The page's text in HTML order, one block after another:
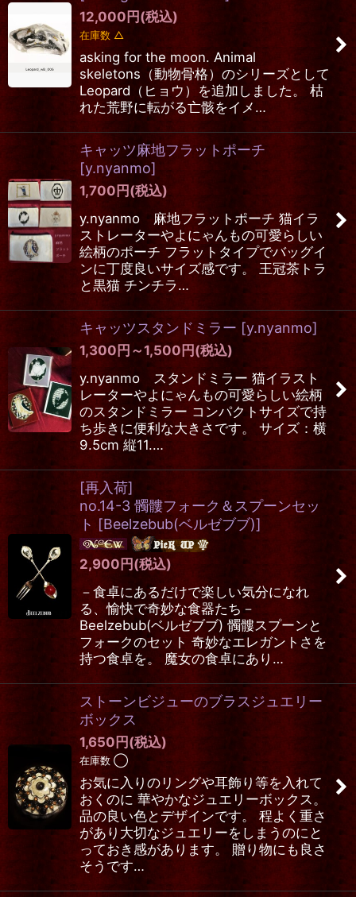
12,000円(税込)
在庫数 △
asking for the moon. Animal
skeletons（動物骨格）のシリーズとして
Leopard（ヒョウ）を追加しました。 枯
れた荒野に転がる亡骸をイメ…
キャッツ麻地フラットポーチ
[y.nyanmo]
1,700円(税込)
y.nyanmo 麻地フラットポーチ 猫イラ
ストレーターやよにゃんもの可愛らしい
絵柄のポーチ フラットタイプでバッグイ
ンに丁度良いサイズ感です。 王冠茶トラ
と黒猫 チンチラ…
キャッツスタンドミラー [y.nyanmo]
1,300円 ～1,500円(税込)
y.nyanmo スタンドミラー 猫イラスト
レーターやよにゃんもの可愛らしい絵柄
のスタンドミラー コンパクトサイズで持
ち歩きに便利な大きさです。 サイズ：横
9.5cm 縦11.…
[再入荷]
no.14-3 髑髏フォーク＆スプーンセッ
ト [Beelzebub(ベルゼブブ)]
2,900円(税込)
－食卓にあるだけで楽しい気分になれ
る、愉快で奇妙な食器たち－
Beelzebub(ベルゼブブ) 髑髏スプーンと
フォークのセット 奇妙なエレガントさを
持つ食卓を。 魔女の食卓にあり…
ストーンビジューのブラスジュエリー
ボックス
1,650円(税込)
在庫数 ◯
お気に入りのリングや耳飾り等を入れて
おくのに 華やかなジュエリーボックス。
品の良い色とデザインです。 程よく重さ
があり大切なジュエリーをしまうのにと
っておき感があります。 贈り物にも良さ
そうです…